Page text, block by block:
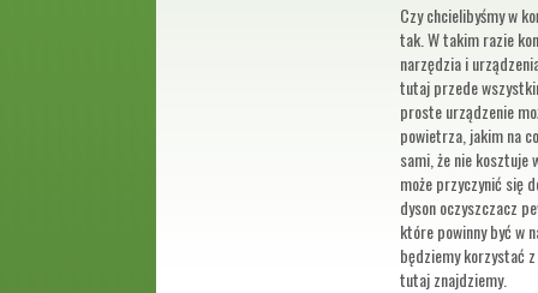
Czy chcielibyśmy w
tak. W takim razie
narzędzia i
tutaj przede
proste urządzenie
powietrza, jakim na
sami, że nie kosztuje
może przyczynić się
dyson oczyszczacz
które powinny być w
będziemy korzystać
tutaj znajdziemy.